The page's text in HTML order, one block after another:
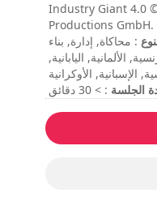
Industry Giant 4.0
Productions
Developed by Don
: محاكاة, إدارة, بناء
الألمانية, اليابانية,
الإسبانية, الأوكرانية
الجلسة : > 30 دقائق
: متوسط
في خيارات اللعبة.